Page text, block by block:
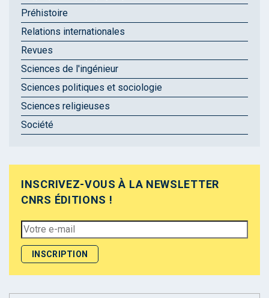
Préhistoire
Relations internationales
Revues
Sciences de l'ingénieur
Sciences politiques et sociologie
Sciences religieuses
Société
INSCRIVEZ-VOUS À LA NEWSLETTER
CNRS ÉDITIONS !